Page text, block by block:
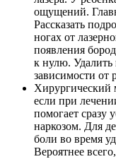
ощущений.
Рассказать
ногах от
появления
к нулю. Удалить
зависимости от
Хирургический
если при
помогает сразу
наркозом. Для
боли во время
Вероятнее